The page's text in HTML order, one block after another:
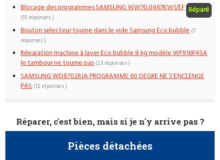
Blocage des programmes SAMSUNG WW70J3467KW1/EF Réparé
(15 réponses )
Bouton selecteur tourne dans le vide Samsung Eco bubble (7
réponses )
Réparation machine à laver Eco bubble 8 kg modèle WF916P4SA
le tambour ne tourne pas (23 réponses )
SAMSUNG WD8702RJA PROGRAMME 60 DEGRE NE S'ENCLENGE
PAS (12 réponses )
Réparer, c'est bien, mais si je n'y arrive pas ?
Pièces détachées